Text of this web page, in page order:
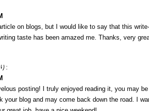
on blogs, but I would like to say that this
taste has been amazed me. Thanks, very
:
posting! I truly enjoyed reading it, you may
your blog and may come back down the road. I